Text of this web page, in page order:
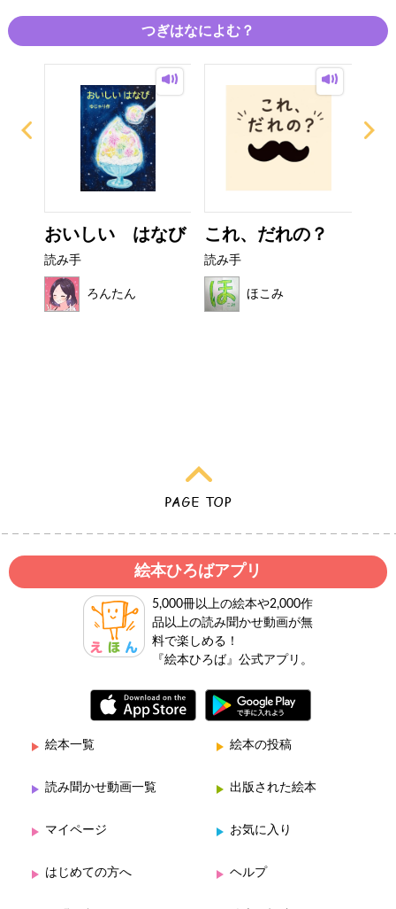
つぎはなによむ？
おいしい はなび
読み手
ろんたん
これ、だれの？
読み手
ほこみ
絵本ひろばアプリ
5,000冊以上の絵本や2,000作
品以上の読み聞かせ動画が無
料で楽しめる！
『絵本ひろば』公式アプリ。
絵本一覧 絵本の投稿
読み聞かせ動画一覧 出版された絵本
マイページ お気に入り
はじめての方へ ヘルプ